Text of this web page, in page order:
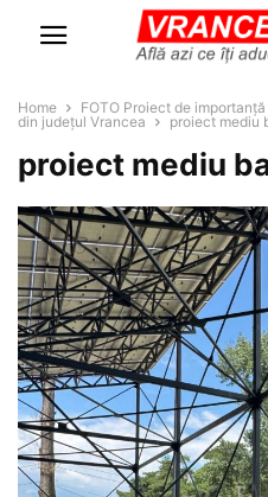
Home
FOTO Proiect de
din județul Vrancea
proiect mediu
proiect mediu